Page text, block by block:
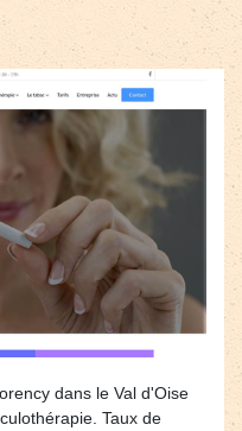
dans le Val d'Oise
Taux de